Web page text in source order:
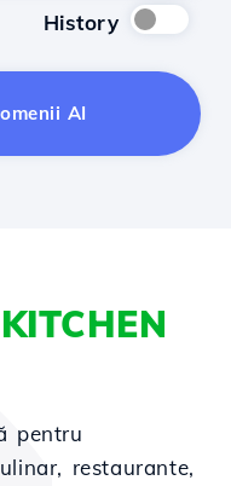
History
AI
pentru
restaurante,